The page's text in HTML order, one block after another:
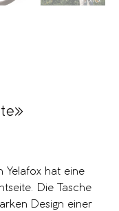
Yelafox hat eine
Die Tasche
Design einer